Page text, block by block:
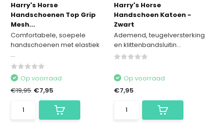
Harry's Horse
Handschoenen Top Grip
Mesh...
Comfortabele, soepele
handschoenen met elastiek
...
Op voorraad
€19,95 €7,95
Harry's Horse
Handschoen Katoen -
Zwart
Ademend, teugelversterking
en klittenbandsluitin...
Op voorraad
€7,95